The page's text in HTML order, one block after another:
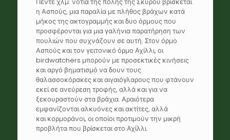
η Ασπούς, μια παραλία με πλήθος βράχων κατά
μήκος της ακτογραμμής και δυο όρμους που
προσφέρονται για μια γαλήνια παρατήρηση των
πουλιών που συχνάζουν σε αυτή. Στον όρμο
Ασπούς και τον γειτονικό όρμο Αχίλλι, οι
birdwatchers μπορούν με προσεκτικές κινήσεις
και αργό βηματισμό να δουν τους
θαλασσοκόρακες και αιγαιόγλαρους που φτάνουν
εκεί σε ανεύρεση τροφής, αλλά και για να
ξεκουραστούν στα βράχια. Αραιότερα
εμφανίζονται αλκυόνες και ακτίτες, αλλά
και κορμοράνοι, οι οποίοι προτιμούν την μικρή
προβλήτα που βρίσκεται στο Αχίλλι.